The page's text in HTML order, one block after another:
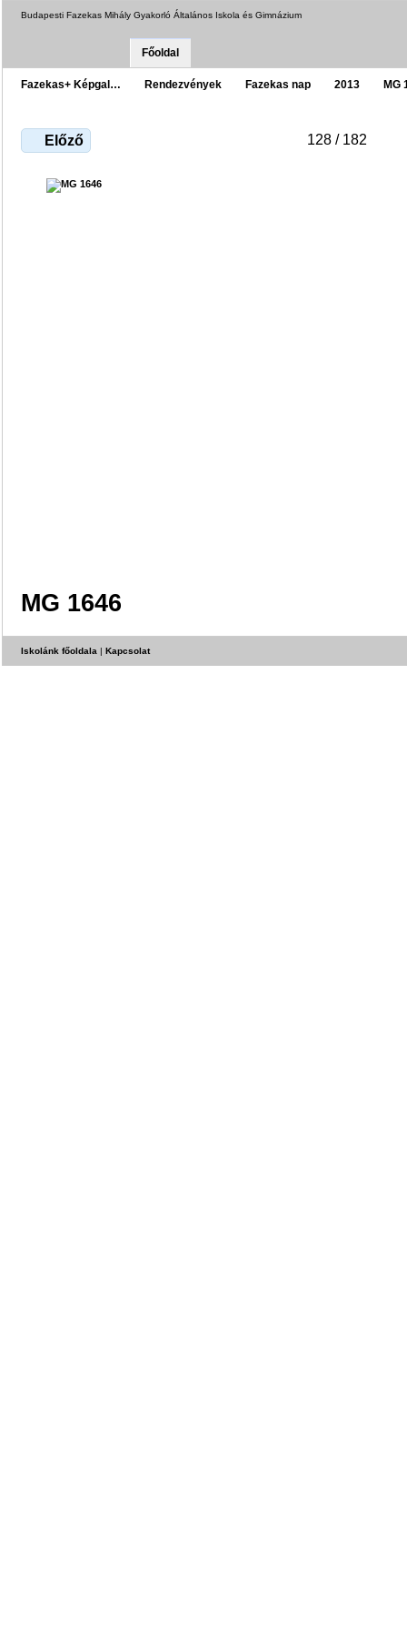
Budapesti Fazekas Mihály Gyakorló Általános Iskola és Gimnázium
Főoldal
Fazekas+ Képgal… Rendezvények Fazekas nap 2013 MG
Előző 128 / 182
MG 1646
Iskolánk főoldala | Kapcsolat